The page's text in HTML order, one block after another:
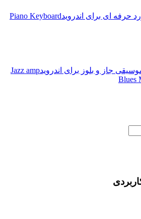
حرفه ای برای اندرویدPiano Keyboard
جاز و بلوز برای اندرویدJazz amp
Blues